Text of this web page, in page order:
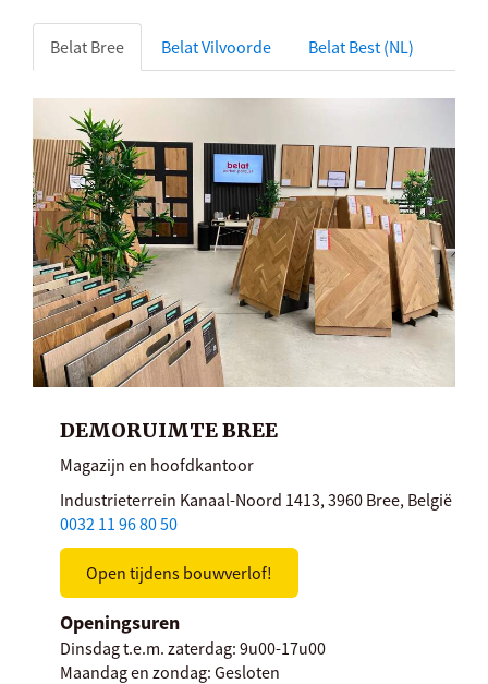
Belat Bree Belat Vilvoorde Belat Best (NL)
DEMORUIMTE BREE
Magazijn en hoofdkantoor
Industrieterrein Kanaal-Noord 1413, 3960 Bree, België
0032 11 96 80 50
Open tijdens bouwverlof!
Openingsuren
Dinsdag t.e.m. zaterdag: 9u00-17u00
Maandag en zondag: Gesloten